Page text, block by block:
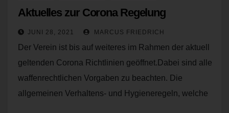
Aktuelles zur Corona Regelung
JUNI 28, 2021 MARCUS FRIEDRICH
Der Verein ist bis auf weiteres im Rahmen der aktuell
geltenden Corona Richtlinien geöffnet.Dabei sind alle
waffenrechtlichen Vorgaben zu beachten. Die
allgemeinen Verhaltens- und Hygieneregeln, welche
SV Jagdschloss e.V.
76530 Baden-Baden - Deutschland
Telefon: 07221/52314
E-Mail: